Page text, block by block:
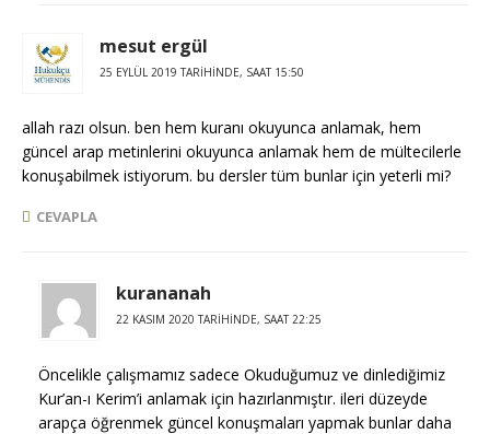
mesut ergül
25 EYLÜL 2019 TARIHINDE, SAAT 15:50
allah razı olsun. ben hem kuranı okuyunca anlamak, hem
güncel arap metinlerini okuyunca anlamak hem de mültecilerle
konuşabilmek istiyorum. bu dersler tüm bunlar için yeterli mi?
CEVAPLA
kurananah
22 KASIM 2020 TARIHINDE, SAAT 22:25
Öncelikle çalışmamız sadece Okuduğumuz ve dinlediğimiz
Kur’an-ı Kerim’i anlamak için hazırlanmıştır. ileri düzeyde
arapça öğrenmek güncel konuşmaları yapmak bunlar daha